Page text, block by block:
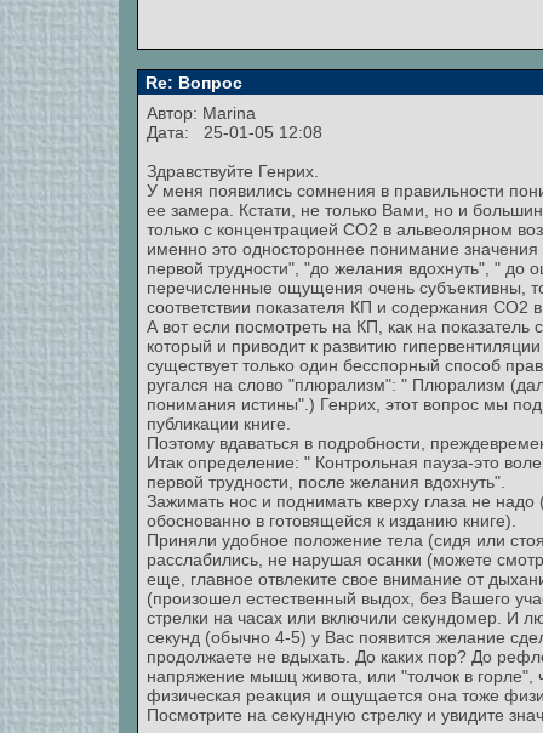
Re: Вопрос
Автор: Marina
Дата: 25-01-05 12:08
Здравствуйте Генрих.
У меня появились сомнения в правильности
ее замера. Кстати, не только Вами, но и
только с концентрацией СО2 в альвеолярном
именно это одностороннее понимание
первой трудности", "до желания вдохнуть", " до
перечисленные ощущения очень субъективны,
соответствии показателя КП и содержания СО2
А вот если посмотреть на КП, как на
который и приводит к развитию
существует только один бесспорный способ
ругался на слово "плюрализм": " Плюрализм
понимания истины".) Генрих, этот вопрос мы
публикации книге.
Поэтому вдаваться в подробности,
Итак определение: " Контрольная пауза-это
первой трудности, после желания вдохнуть".
Зажимать нос и поднимать кверху глаза не
обоснованно в готовящейся к изданию книге).
Приняли удобное положение тела (сидя или
расслабились, не нарушая осанки (можете
еще, главное отвлеките свое внимание от
(произошел естественный выдох, без Вашего
стрелки на часах или включили секундомер. И
секунд (обычно 4-5) у Вас появится желание
продолжаете не вдыхать. До каких пор? До
напряжение мышц живота, или "толчок в горле",
физическая реакция и ощущается она тоже
Посмотрите на секундную стрелку и увидите